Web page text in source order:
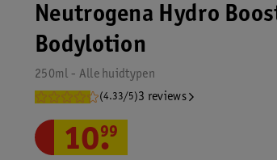
Neutrogena Hydro
Bodylotion
250ml - Alle huidtypen
(4.33/5)3 reviews
10.
99